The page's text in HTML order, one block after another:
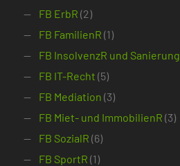
FB ErbR (2)
FB FamilienR (1)
FB InsolvenzR und Sanierung
FB IT-Recht (5)
FB Mediation (3)
FB Miet- und ImmobilienR (3)
FB SozialR (6)
FB SportR (1)